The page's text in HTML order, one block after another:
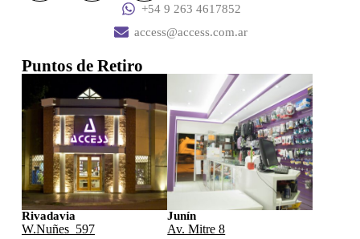
+54 9 263 4617852
access@access.com.ar
Puntos de Retiro
Rivadavia
W.Nuñes 597
Junín
Av. Mitre 8